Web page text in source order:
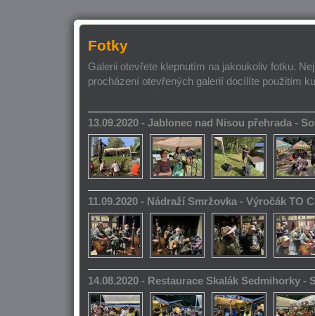
Fotky
Galerii otevřete klepnutím na jakoukoliv fotku.
procházení otevřených galerií docílíte použitím
13.09.2020 - Jablonec nad Nisou přehrada -
11.09.2020 - Nádraží Smržovka - Výročák TO
14.08.2020 - Restaurace Skalák Sedmihorky -